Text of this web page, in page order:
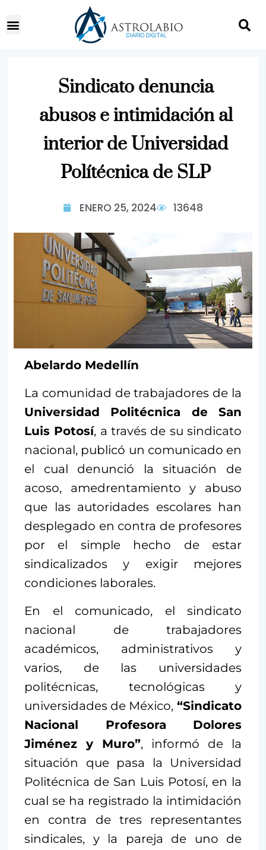
Sindicato denuncia
abusos e intimidación al
interior de Universidad
Polítécnica de SLP
ENERO 25, 2024 13648
Abelardo Medellín
La comunidad de trabajadores de la
Universidad Politécnica de San
Luis Potosí, a través de su sindicato
nacional, publicó un comunicado en
el cual denunció la situación de
acoso, amedrentamiento y abuso
que las autoridades escolares han
desplegado en contra de profesores
por el simple hecho de estar
sindicalizados y exigir mejores
condiciones laborales.
En el comunicado, el sindicato
nacional de trabajadores
académicos, administrativos y
varios, de las universidades
politécnicas, tecnológicas y
universidades de México, “Sindicato
Nacional Profesora Dolores
Jiménez y Muro”, informó de la
situación que pasa la Universidad
Politécnica de San Luis Potosí, en la
cual se ha registrado la intimidación
en contra de tres representantes
sindicales, y la pareja de uno de